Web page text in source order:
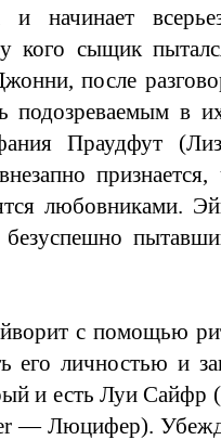
начинает
кого сыщик
после
подозреваемым в
Праудфут
любовниками.
с помощью
его личностью и
и есть Луи Сайфр
— Люцифер).